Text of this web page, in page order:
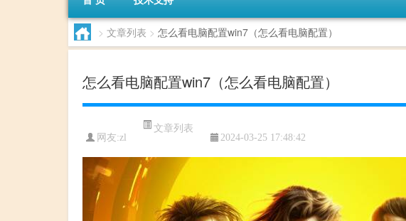
> 文章列表 > 怎么看电脑配置win7（怎么看电脑配置）
怎么看电脑配置win7（怎么看电脑配置）
网友:zl
文章列表
2024-03-25 17:48:42